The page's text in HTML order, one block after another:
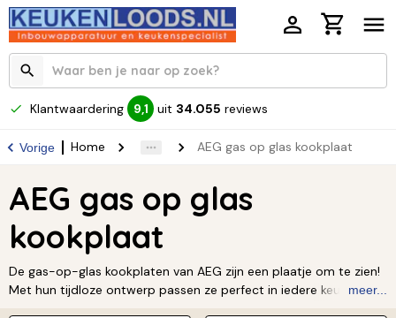
Klantwaardering 9,1 uit 34.055 reviews
Vorige Home AEG gas op glas kookplaat
AEG gas op glas
kookplaat
De gas-op-glas kookplaten van AEG zijn een plaatje om te zien!
Met hun tijdloze ontwerp passen ze perfect in iedere keuken.meer...